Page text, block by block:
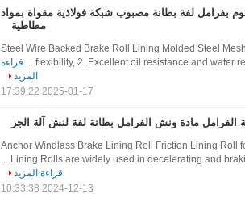
بفرامل لفة بطانة مصبوب شبكة فولاذية مقواة بمواد
مطاطية
Steel Wire Backed Brake Roll Lining Molded Steel
flexibility, 2. Excellent oil resistance and water
قراءة
المزيد
2025-01-17 17:39:22
الفرامل مادة ونش الفرامل بطانة لفة لنش آلة الجر
Anchor Windlass Brake Lining Roll Friction Lining Roll
Lining Rolls are widely used in decelerating and
قراءة المزيد
2024-12-13 10:33:38